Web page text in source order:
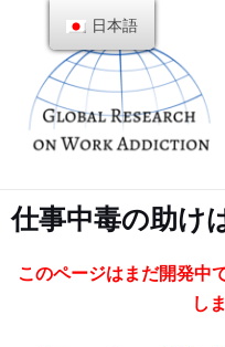
仕事中毒の助け
このページはまだ開発中
し
日本語